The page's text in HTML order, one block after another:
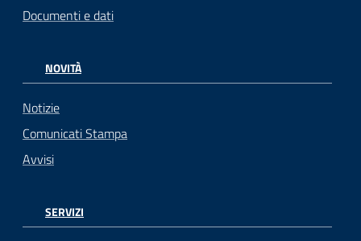
Documenti e dati
NOVITÀ
Notizie
Comunicati Stampa
Avvisi
SERVIZI